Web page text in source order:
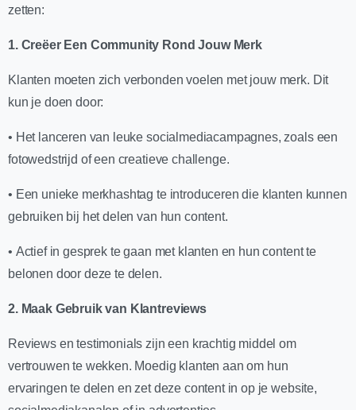
zetten:
1. Creëer Een Community Rond Jouw Merk
Klanten moeten zich verbonden voelen met jouw merk. Dit
kun je doen door:
• Het lanceren van leuke socialmediacampagnes, zoals een
fotowedstrijd of een creatieve challenge.
• Een unieke merkhashtag te introduceren die klanten kunnen
gebruiken bij het delen van hun content.
• Actief in gesprek te gaan met klanten en hun content te
belonen door deze te delen.
2. Maak Gebruik van Klantreviews
Reviews en testimonials zijn een krachtig middel om
vertrouwen te wekken. Moedig klanten aan om hun
ervaringen te delen en zet deze content in op je website,